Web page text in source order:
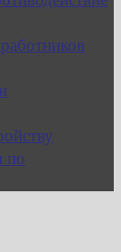
по